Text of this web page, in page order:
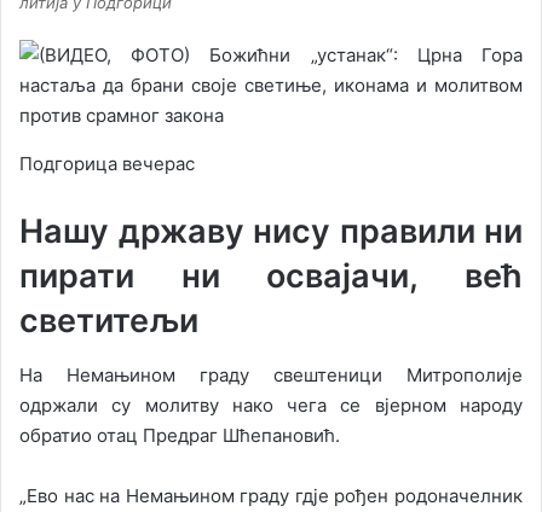
Подгорица вечерас
Нашу државу нису правили ни
пирати ни освајачи, већ
светитељи
На Немањином граду свештеници Митрополије
одржали су молитву нако чега се вјерном народу
обратио отац Предраг Шћепановић.
„Ево нас на Немањином граду гдје рођен родоначелник